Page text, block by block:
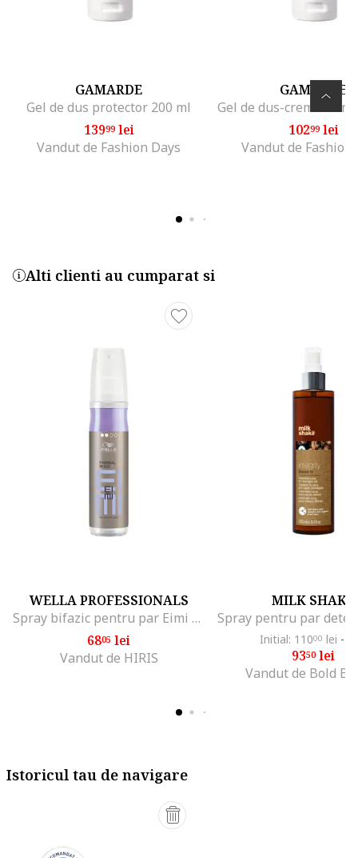
GAMARDE
Gel de dus protector 200 ml
13999lei
Vandut de Fashion Days
GAMARDE
10299lei
Vandut de Fashion
Alti clienti au cumparat si
WELLA PROFESSIONALS
Spray bifazic pentru par Eimi Thermal Image cu protectie termica, 150 ml
6805 lei
Vandut de HIRIS
MILK SHAKE
Initial: 11000 lei -
9350lei
Vandut de Bold
Istoricul tau de navigare